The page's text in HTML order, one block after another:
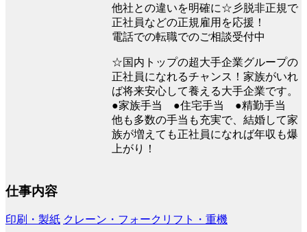
他社との違いを明確に☆彡脱非正規で
正社員などの正規雇用を応援！
電話での転職でのご相談受付中
☆国内トップの超大手企業グループの
正社員になれるチャンス！家族がいれ
ば将来安心して養える大手企業です。
●家族手当 ●住宅手当 ●精勤手当
他も多数の手当も充実で、結婚して家
族が増えても正社員になれば年収も爆
上がり！
仕事内容
印刷・製紙 クレーン・フォークリフト・重機